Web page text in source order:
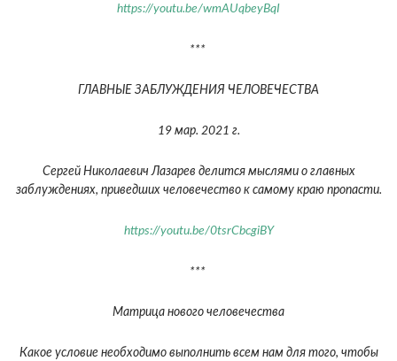
https://youtu.be/wmAUqbeyBqI
***
ГЛАВНЫЕ ЗАБЛУЖДЕНИЯ ЧЕЛОВЕЧЕСТВА
19 мар. 2021 г.
Сергей Николаевич Лазарев делится мыслями о главных
заблуждениях, приведших человечество к самому краю пропасти.
https://youtu.be/0tsrCbcgiBY
***
Матрица нового человечества
Какое условие необходимо выполнить всем нам для того, чтобы